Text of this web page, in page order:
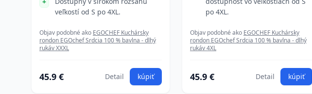
veľkostí od S po 4XL.
Objav podobné ako EGOCHEF Kuchársky
rondon EGOchef Srdcia 100 % bavlna - dlhý
rukáv XXXL
45.9 € Detail kúpiť
po 4XL.
Objav podobné ako EGOCHEF Kuchársky
rondon EGOchef Srdcia 100 % bavlna - dlhý
rukáv 4XL
45.9 € Detail kúpiť